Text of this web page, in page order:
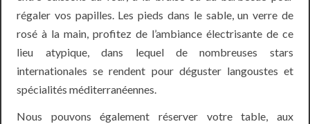
régaler vos papilles. Les pieds dans le sable, un verre de
rosé à la main, profitez de l’ambiance électrisante de ce
lieu atypique, dans lequel de nombreuses stars
internationales se rendent pour déguster langoustes et
spécialités méditerranéennes.
Nous pouvons également réserver votre table, aux